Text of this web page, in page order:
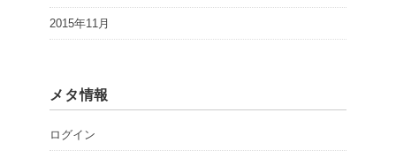
2015年11月
メタ情報
ログイン